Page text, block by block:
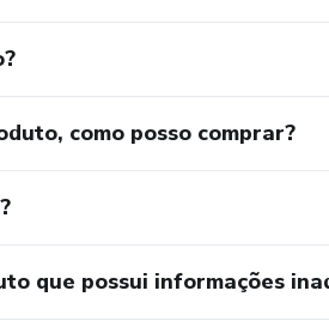
como posso comprar?
que possui informações